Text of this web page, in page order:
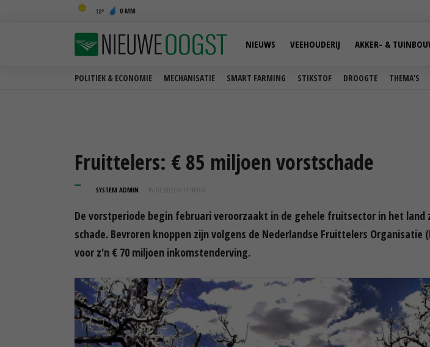
18 0 MM
POLITIEK & ECONOMIE MECHANISATIE SMART FARMING STIKSTOF DROOGTE THEMA'S
NIEUWS VEEHOUDERIJ AKKER- &
Fruittelers: € 85 miljoen vorstschade
SYSTEM ADMIN 16 JUL 2012 OM 14:40
De vorstperiode begin februari veroorzaakt in de gehele fruitsector in het land
schade. Bevroren knoppen zijn volgens de Nederlandse Fruittelers Organisatie
voor z'n € 70 miljoen inkomstenderving.